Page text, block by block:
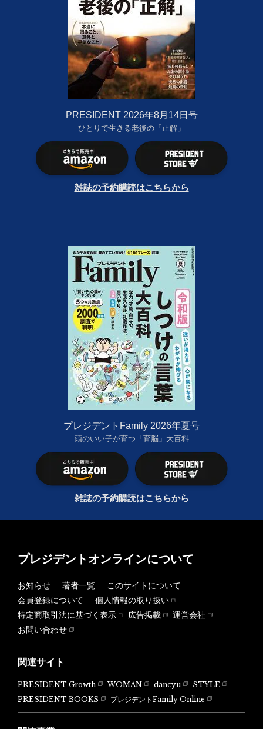
PRESIDENT 2026年8月14日号
ひとりで生きる老後の「正解」
雑誌の予約購読はこちらから
プレジデントFamily 2026年夏号
頭のいい子が育つ「育脳」大百科
雑誌の予約購読はこちらから
プレジデントオンラインについて
お知らせ 著者一覧
このサイトについて
会員登録について
個人情報の取り扱い
特定商取引法に基づく表示
広告掲載
運営会社
お問い合わせ
関連サイト
PRESIDENT Growth WOMAN dancyu
STYLE
PRESIDENT BOOKS
プレジデントFamily Online